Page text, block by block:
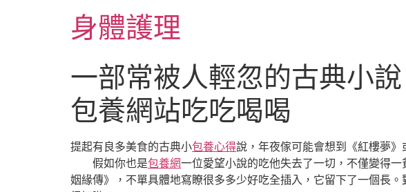
身體護理
一部常被人輕忽的古典小
包養網站吃吃喝喝
提起有良多美食的古典小包養心得說，年夜傢可能會想到《紅樓夢
假如你也是包養網一位愛望小說的吃他失去了一切，不僅變得
姻緣傳》，不單具體地寫瞭很多多少好吃全插入，它留下了一個長